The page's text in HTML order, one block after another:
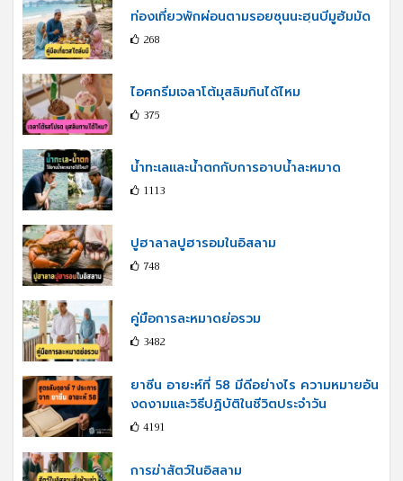
ท่องเที่ยวพักผ่อนตามรอยซุนนะฮฺนบีมูฮัมมัด
268
ไอศกรีมเจลาโต้มุสลิมกินได้ไหม
375
น้ำทะเลและน้ำตกกับการอาบน้ำละหมาด
1113
ปูฮาลาลปูฮารอมในอิสลาม
748
คู่มือการละหมาดย่อรวม
3482
ยาซีน อายะห์ที่ 58 มีดีอย่างไร ความหมายอัน
งดงามและวิธีปฏิบัติในชีวิตประจำวัน
4191
การฆ่าสัตว์ในอิสลาม